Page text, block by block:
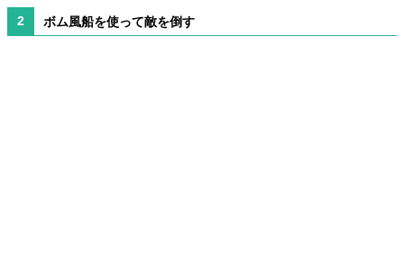
ボム風船を使って敵を倒す